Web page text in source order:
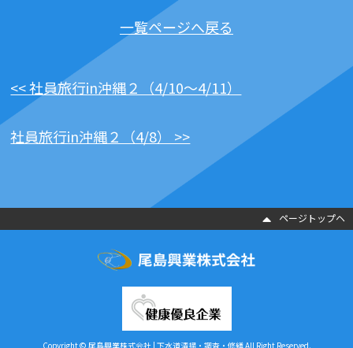
一覧ページへ戻る
<< 社員旅行in沖縄２（4/10～4/11）
社員旅行in沖縄２（4/8） >>
ページトップヘ
Copyright © 尾島興業株式会社 | 下水道清掃・調査・修繕 All Right Reserved.